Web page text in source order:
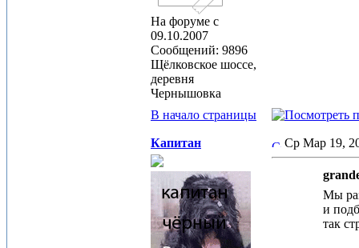
На форуме с
09.10.2007
Сообщений: 9896
Щёлковское шоссе,
деревня
Чернышовка
В начало страницы
Капитан Ср Мар 19,
Мы
и
так